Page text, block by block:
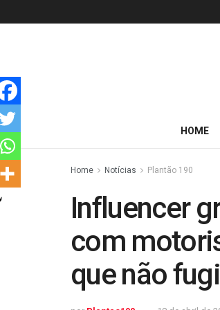
HOME
Home Notícias Plantão 190
Influencer
com
que não